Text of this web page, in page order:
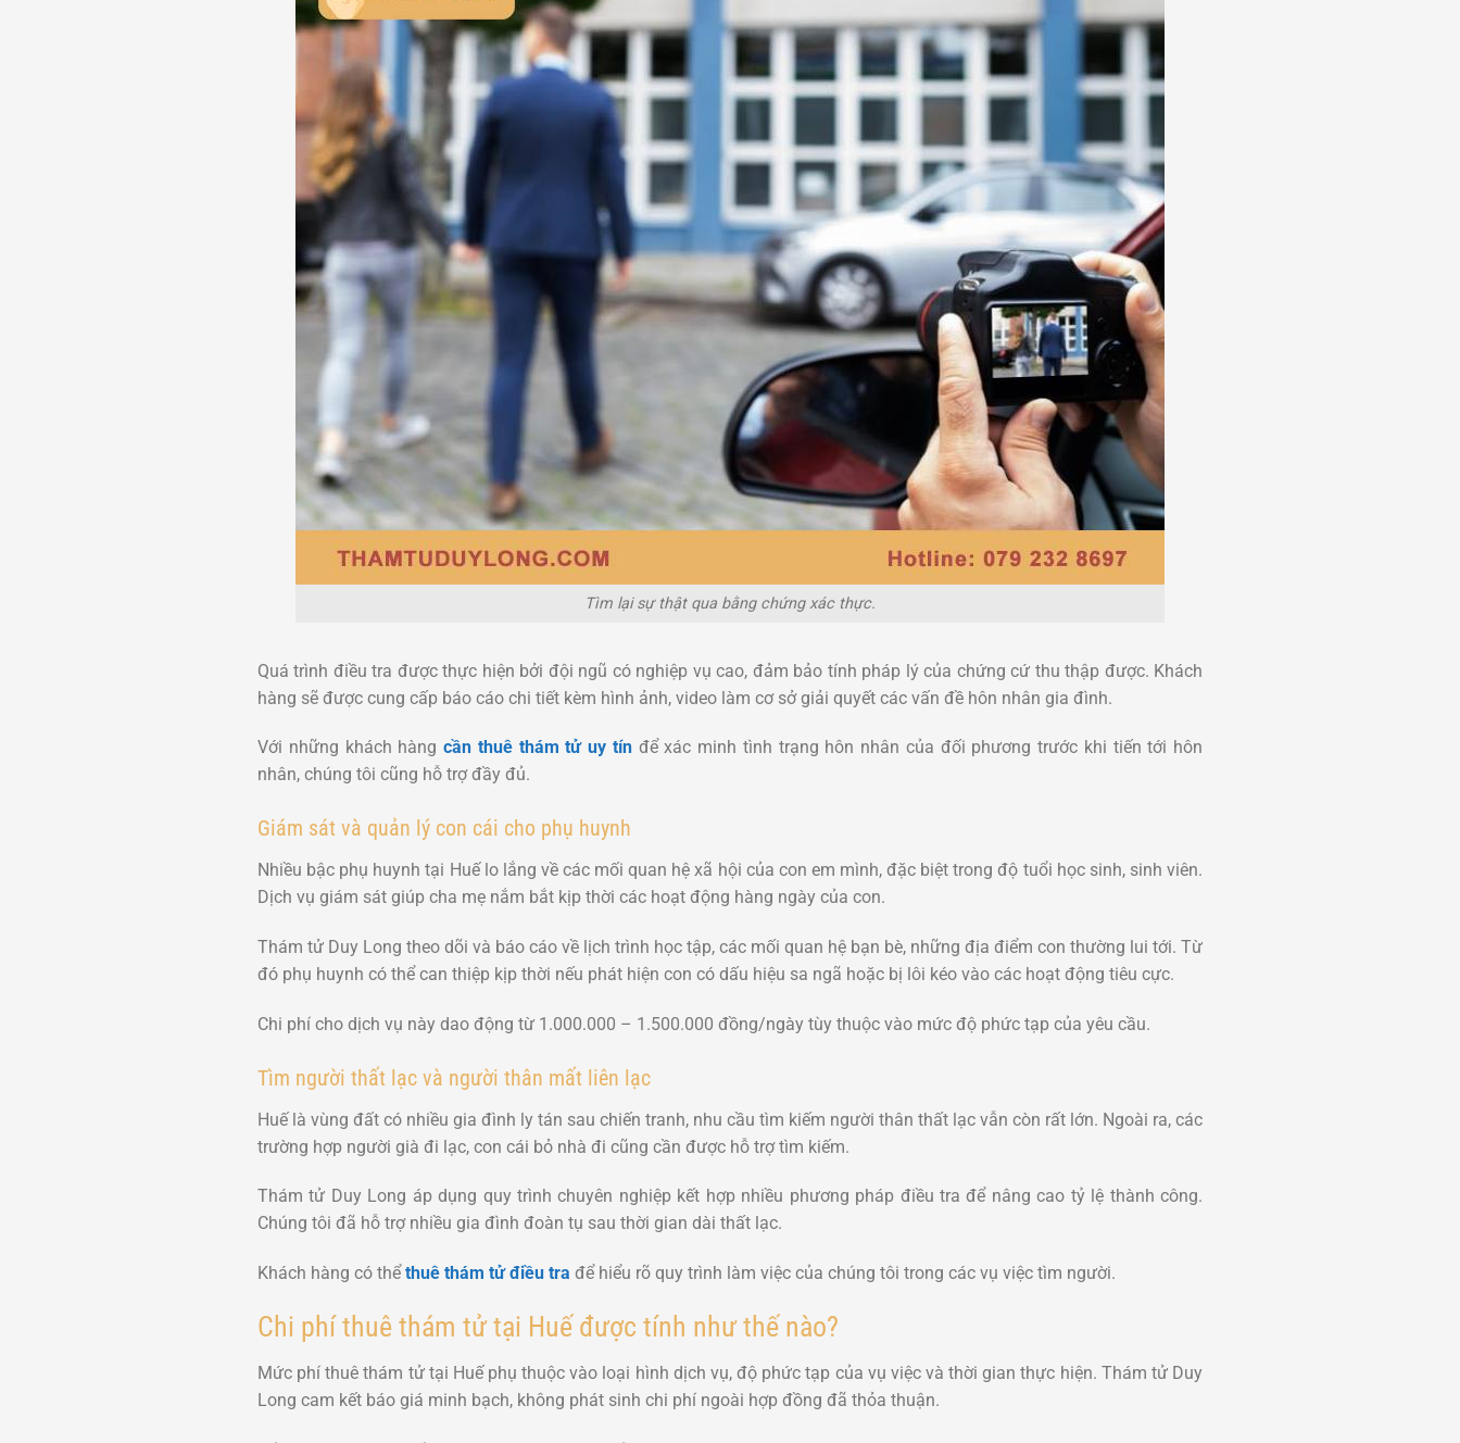
Tìm lại sự thật qua bằng chứng xác thực.
Quá trình điều tra được thực hiện bởi đội ngũ có nghiệp vụ cao, đảm bảo tính pháp lý của chứng cứ thu thập được. Khách
hàng sẽ được cung cấp báo cáo chi tiết kèm hình ảnh, video làm cơ sở giải quyết các vấn đề hôn nhân gia đình.
Với những khách hàng cần thuê thám tử uy tínđể xác minh tình trạng hôn nhân của đối phương trước khi tiến tới hôn
nhân, chúng tôi cũng hỗ trợ đầy đủ.
Giám sát và quản lý con cái cho phụ huynh
Nhiều bậc phụ huynh tại Huế lo lắng về các mối quan hệ xã hội của con em mình, đặc biệt trong độ tuổi học sinh, sinh viên.
Dịch vụ giám sát giúp cha mẹ nắm bắt kịp thời các hoạt động hàng ngày của con.
Thám tử Duy Long theo dõi và báo cáo về lịch trình học tập, các mối quan hệ bạn bè, những địa điểm con thường lui tới. Từ
đó phụ huynh có thể can thiệp kịp thời nếu phát hiện con có dấu hiệu sa ngã hoặc bị lôi kéo vào các hoạt động tiêu cực.
Chi phí cho dịch vụ này dao động từ 1.000.000 – 1.500.000 đồng/ngày tùy thuộc vào mức độ phức tạp của yêu cầu.
Tìm người thất lạc và người thân mất liên lạc
Huế là vùng đất có nhiều gia đình ly tán sau chiến tranh, nhu cầu tìm kiếm người thân thất lạc vẫn còn rất lớn. Ngoài ra, các
trường hợp người già đi lạc, con cái bỏ nhà đi cũng cần được hỗ trợ tìm kiếm.
Thám tử Duy Long áp dụng quy trình chuyên nghiệp kết hợp nhiều phương pháp điều tra để nâng cao tỷ lệ thành công.
Chúng tôi đã hỗ trợ nhiều gia đình đoàn tụ sau thời gian dài thất lạc.
Khách hàng có thể thuê thám tử điều tra để hiểu rõ quy trình làm việc của chúng tôi trong các vụ việc tìm người.
Chi phí thuê thám tử tại Huế được tính như thế nào?
Mức phí thuê thám tử tại Huế phụ thuộc vào loại hình dịch vụ, độ phức tạp của vụ việc và thời gian thực hiện. Thám tử Duy
Long cam kết báo giá minh bạch, không phát sinh chi phí ngoài hợp đồng đã thỏa thuận.